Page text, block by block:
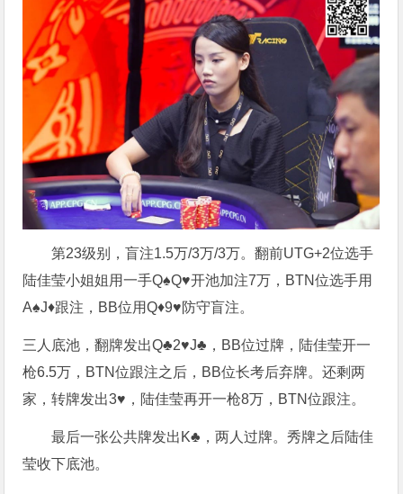
第23级别，盲注1.5万/3万/3万。翻前UTG+2位选手
陆佳莹小姐姐用一手Q♠Q♥开池加注7万，BTN位选手用
A♠J♦跟注，BB位用Q♦9♥防守盲注。
三人底池，翻牌发出Q♣2♥J♣，BB位过牌，陆佳莹开一
枪6.5万，BTN位跟注之后，BB位长考后弃牌。还剩两
家，转牌发出3♥，陆佳莹再开一枪8万，BTN位跟注。
最后一张公共牌发出K♣，两人过牌。秀牌之后陆佳
莹收下底池。